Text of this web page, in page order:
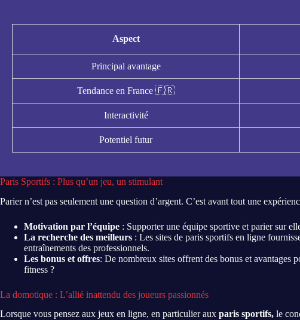
Aspect
Principal avantage
Tendance en France 🇫🇷
Interactivité
Potentiel futur
Paris Sportifs : Plus qu’un jeu, un stimulant
Parier n’est pas seulement une question d’argent. C’est avant tout une
Motivation par l’équipe : Supporter une équipe sportive et parier sur
La recherche des meilleurs : Les sites de paris sportifs en ligne
entraînements des professionnels.
Les bonus et offres: De nombreux sites offrent des bonus et avantages
fitness ?
La domotique : L’allié inattendu des joueurs passionnés
Lorsque vous pensez aux jeux en ligne, en particulier aux paris sportifs, le